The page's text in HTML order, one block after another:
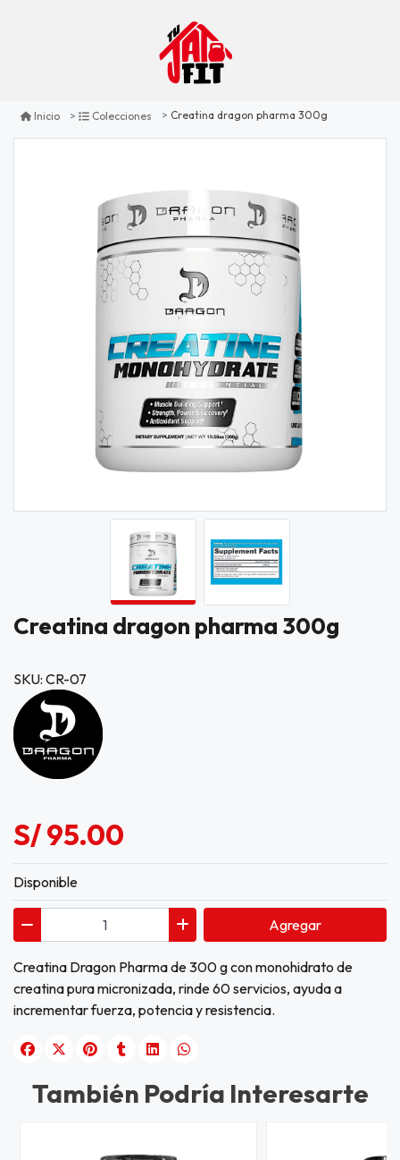
Inicio Colecciones Creatina dragon pharma 300g
Creatina dragon pharma 300g
SKU: CR-07
S/ 95.00
Disponible
Agregar
Creatina Dragon Pharma de 300 g con monohidrato de
creatina pura micronizada, rinde 60 servicios, ayuda a
incrementar fuerza, potencia y resistencia.
También Podría Interesarte